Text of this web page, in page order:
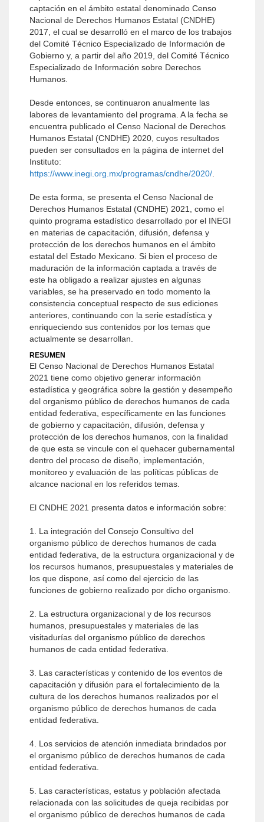
captación en el ámbito estatal denominado Censo
Nacional de Derechos Humanos Estatal (CNDHE)
2017, el cual se desarrolló en el marco de los trabajos
del Comité Técnico Especializado de Información de
Gobierno y, a partir del año 2019, del Comité Técnico
Especializado de Información sobre Derechos
Humanos.
Desde entonces, se continuaron anualmente las
labores de levantamiento del programa. A la fecha se
encuentra publicado el Censo Nacional de Derechos
Humanos Estatal (CNDHE) 2020, cuyos resultados
pueden ser consultados en la página de internet del
Instituto:
https://www.inegi.org.mx/programas/cndhe/2020/
De esta forma, se presenta el Censo Nacional de
Derechos Humanos Estatal (CNDHE) 2021, como el
quinto programa estadístico desarrollado por el INEGI
en materias de capacitación, difusión, defensa y
protección de los derechos humanos en el ámbito
estatal del Estado Mexicano. Si bien el proceso de
maduración de la información captada a través de
este ha obligado a realizar ajustes en algunas
variables, se ha preservado en todo momento la
consistencia conceptual respecto de sus ediciones
anteriores, continuando con la serie estadística y
enriqueciendo sus contenidos por los temas que
actualmente se desarrollan.
RESUMEN
El Censo Nacional de Derechos Humanos Estatal
2021 tiene como objetivo generar información
estadística y geográfica sobre la gestión y desempeño
del organismo público de derechos humanos de cada
entidad federativa, específicamente en las funciones
de gobierno y capacitación, difusión, defensa y
protección de los derechos humanos, con la finalidad
de que esta se vincule con el quehacer gubernamental
dentro del proceso de diseño, implementación,
monitoreo y evaluación de las políticas públicas de
alcance nacional en los referidos temas.
El CNDHE 2021 presenta datos e información sobre:
1. La integración del Consejo Consultivo del
organismo público de derechos humanos de cada
entidad federativa, de la estructura organizacional y de
los recursos humanos, presupuestales y materiales de
los que dispone, así como del ejercicio de las
funciones de gobierno realizado por dicho organismo.
2. La estructura organizacional y de los recursos
humanos, presupuestales y materiales de las
visitadurías del organismo público de derechos
humanos de cada entidad federativa.
3. Las características y contenido de los eventos de
capacitación y difusión para el fortalecimiento de la
cultura de los derechos humanos realizados por el
organismo público de derechos humanos de cada
entidad federativa.
4. Los servicios de atención inmediata brindados por
el organismo público de derechos humanos de cada
entidad federativa.
5. Las características, estatus y población afectada
relacionada con las solicitudes de queja recibidas por
el organismo público de derechos humanos de cada